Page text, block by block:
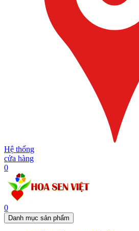
Hệ thống
cửa hàng
0
0
Danh mục sản phẩm